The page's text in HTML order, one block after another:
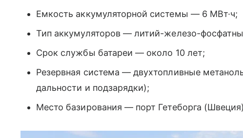
Емкость аккумуляторной системы — 6 МВт·ч;
Тип аккумуляторов — литий-железо-
Срок службы батареи — около 10 лет;
Резервная система — двухтопливные
дальности и подзарядки);
Место базирования — порт Гетеборга